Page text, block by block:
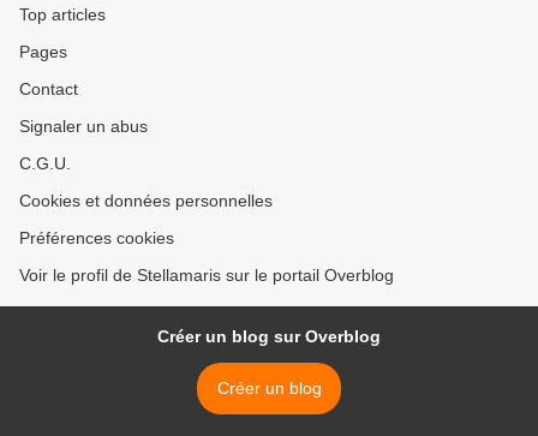
Top articles
Pages
Contact
Signaler un abus
C.G.U.
Cookies et données personnelles
Préférences cookies
Voir le profil de Stellamaris sur le portail Overblog
Créer un blog sur Overblog
Créer un blog